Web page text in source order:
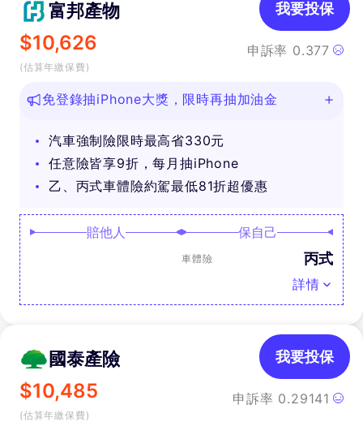
富邦產物
$10,626
(估算年繳保費)
申訴率 0.377
我要投保
免登錄抽iPhone大獎，限時再抽加油金
汽車強制險限時最高省330元
任意險皆享9折，每月抽iPhone
乙、丙式車體險約駕最低81折超優惠
賠他人 保自己
車體險 丙式
詳情
國泰產險
$10,485
(估算年繳保費)
申訴率 0.29141
我要投保